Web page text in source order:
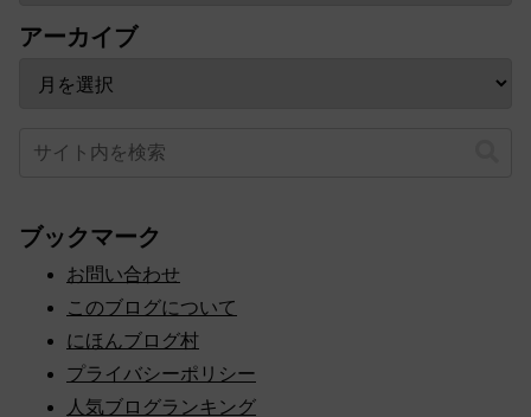
アーカイブ
ブックマーク
お問い合わせ
このブログについて
にほんブログ村
プライバシーポリシー
人気ブログランキング